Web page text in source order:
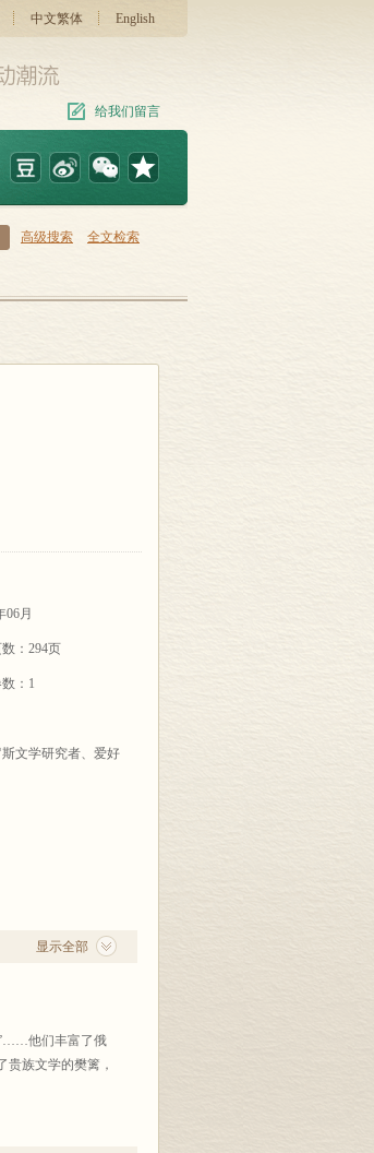
中文繁体 English
给我们留言
高级搜索 全文检索
06月
：294页
：1
文学研究者、爱好
显示全部
”……他们丰富了俄
族文学的樊篱，